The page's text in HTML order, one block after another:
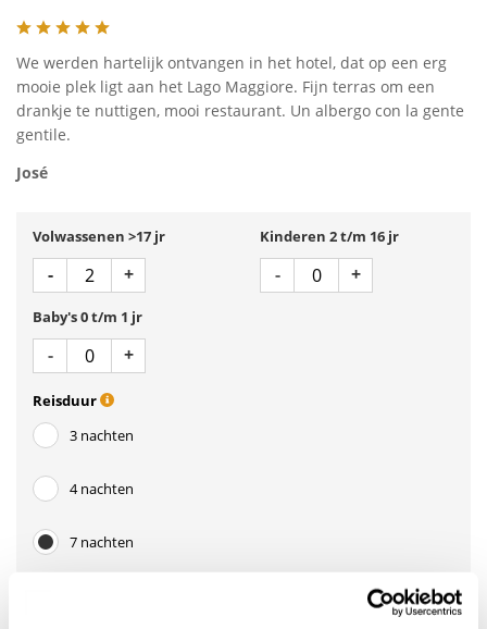
We werden hartelijk ontvangen in het hotel, dat op een erg
mooie plek ligt aan het Lago Maggiore. Fijn terras om een
drankje te nuttigen, mooi restaurant. Un albergo con la gente
gentile.
José
Volwassenen >17 jr
-Min 1 +Plus 1
Kinderen 2 t/m 16 jr
-Min 1 +Plus 1
Baby's 0 t/m 1 jr
-Min 1 +Plus 1
Reisduur
3 nachten
4 nachten
7 nachten